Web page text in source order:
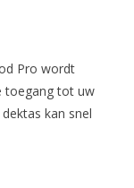
Pro wordt
toegang tot uw
kan snel